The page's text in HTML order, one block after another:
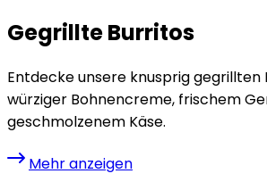
Gegrillte Burritos
Entdecke unsere knusprig gegrillten
würziger Bohnencreme, frischem
geschmolzenem Käse.
Mehr anzeigen